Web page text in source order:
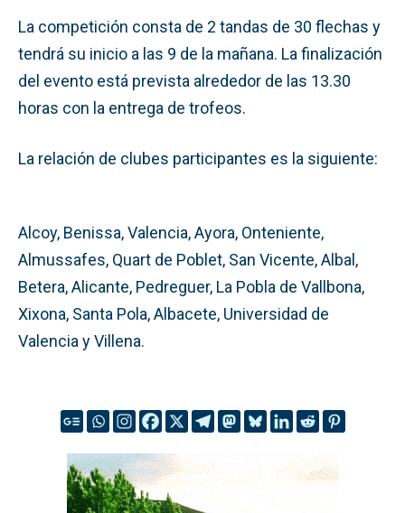
La competición consta de 2 tandas de 30 flechas y
tendrá su inicio a las 9 de la mañana. La finalización
del evento está prevista alrededor de las 13.30
horas con la entrega de trofeos.
La relación de clubes participantes es la siguiente:
Alcoy, Benissa, Valencia, Ayora, Onteniente,
Almussafes, Quart de Poblet, San Vicente, Albal,
Betera, Alicante, Pedreguer, La Pobla de Vallbona,
Xixona, Santa Pola, Albacete, Universidad de
Valencia y Villena.